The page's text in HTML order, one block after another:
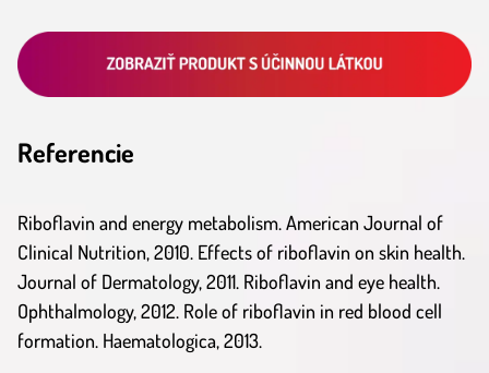
Referencie
Riboflavin and energy metabolism. American Journal of
Clinical Nutrition, 2010. Effects of riboflavin on skin health.
Journal of Dermatology, 2011. Riboflavin and eye health.
Ophthalmology, 2012. Role of riboflavin in red blood cell
formation. Haematologica, 2013.